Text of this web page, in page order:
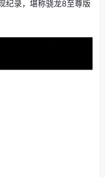
纪录，堪称骁龙8至尊版